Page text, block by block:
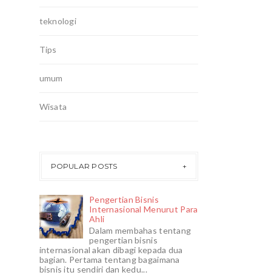
teknologi
Tips
umum
Wisata
POPULAR POSTS
Pengertian Bisnis
Internasional Menurut Para
Ahli
Dalam membahas tentang
pengertian bisnis
internasional akan dibagi kepada dua
bagian. Pertama tentang bagaimana
bisnis itu sendiri dan kedu...